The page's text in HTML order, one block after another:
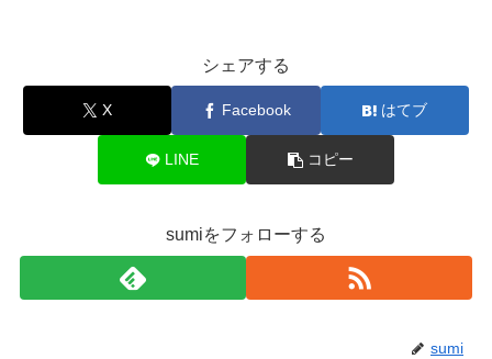
シェアする
X Facebook はてブ
LINE コピー
sumiをフォローする
sumi